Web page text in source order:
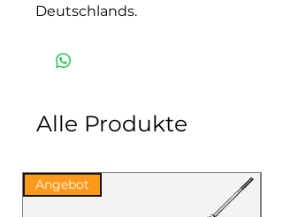
Deutschlands.
Alle Produkte
Angebot